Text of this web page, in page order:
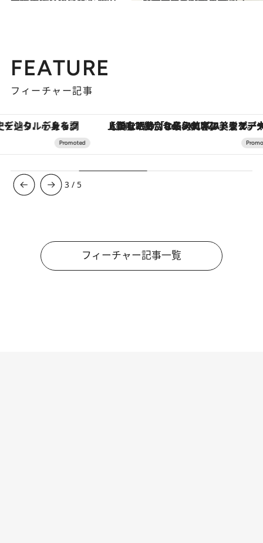
FEATURE
フィーチャー記事
【銀座で出合う最旬美容】美髪ケアや上質な眠り…セルフケアのアップデートから、特別な名入れギフトまで。大人のための「ReFa GINZA」クルーズ ヴァシュロン・コンスタンタ
3 / 5
フィーチャー記事一覧